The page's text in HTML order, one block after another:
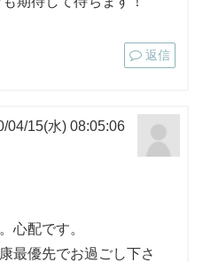
返信
04/15(水) 08:05:06
心配です。
最優先でお過ごし下さ